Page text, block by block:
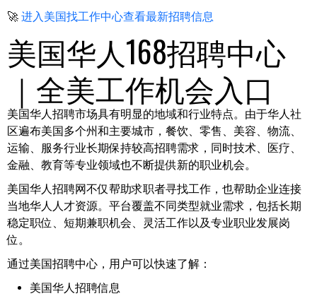
🚀 进入美国找工作中心查看最新招聘信息
美国华人168招聘中心
｜全美工作机会入口
美国华人招聘市场具有明显的地域和行业特点。由于华人社
区遍布美国多个州和主要城市，餐饮、零售、美容、物流、
运输、服务行业长期保持较高招聘需求，同时技术、医疗、
金融、教育等专业领域也不断提供新的职业机会。
美国华人招聘网不仅帮助求职者寻找工作，也帮助企业连接
当地华人人才资源。平台覆盖不同类型就业需求，包括长期
稳定职位、短期兼职机会、灵活工作以及专业职业发展岗
位。
通过美国招聘中心，用户可以快速了解：
美国华人招聘信息